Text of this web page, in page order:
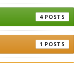
4
1